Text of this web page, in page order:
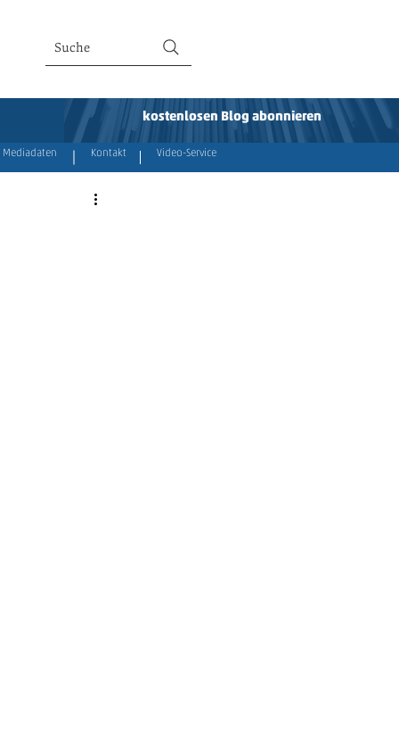
Suche
kostenlosen Blog abonnieren
Mediadaten Kontakt Video-Service